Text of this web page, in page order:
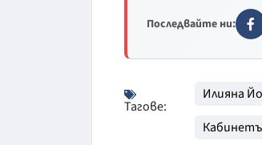
Последвайте ни:
Тагове:
Илияна